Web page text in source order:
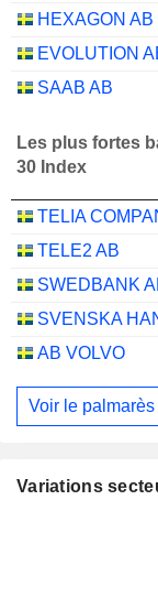
HEXAGON AB
EVOLUTION
SAAB AB
Les plus fortes
30 Index
TELIA
TELE2 AB
SWEDBANK
AB VOLVO
Voir le palmarès
Variations